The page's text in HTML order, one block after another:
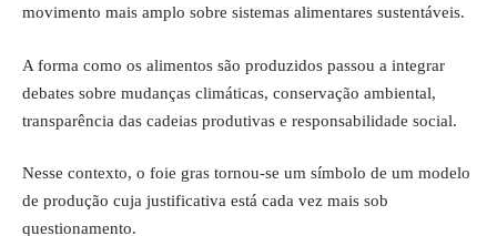
movimento mais amplo sobre sistemas alimentares sustentáveis.
A forma como os alimentos são produzidos passou a integrar
debates sobre mudanças climáticas, conservação ambiental,
transparência das cadeias produtivas e responsabilidade social.
Nesse contexto, o foie gras tornou-se um símbolo de um modelo
de produção cuja justificativa está cada vez mais sob
questionamento.